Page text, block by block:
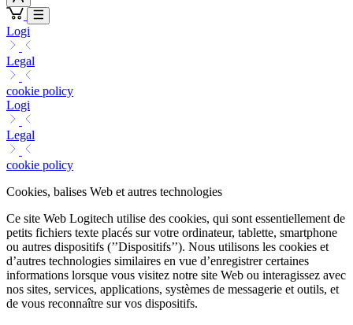
Logi
Legal
cookie policy
Logi
Legal
cookie policy
Cookies, balises Web et autres technologies
Ce site Web Logitech utilise des cookies, qui sont essentiellement de
petits fichiers texte placés sur votre ordinateur, tablette, smartphone
ou autres dispositifs (’’Dispositifs’’). Nous utilisons les cookies et
d’autres technologies similaires en vue d’enregistrer certaines
informations lorsque vous visitez notre site Web ou interagissez avec
nos sites, services, applications, systèmes de messagerie et outils, et
de vous reconnaître sur vos dispositifs.